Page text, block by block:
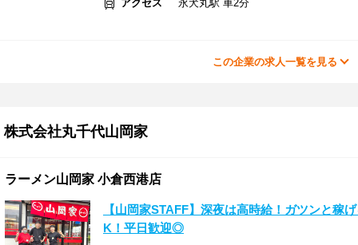
アクセス
永犬丸駅 車2分
この企業の求人一覧を見る
株式会社丸千代山岡家
ラーメン山岡家 小倉西港店
【山岡家STAFF】深夜は高時給！ガツンと稼
K！平日歓迎◎